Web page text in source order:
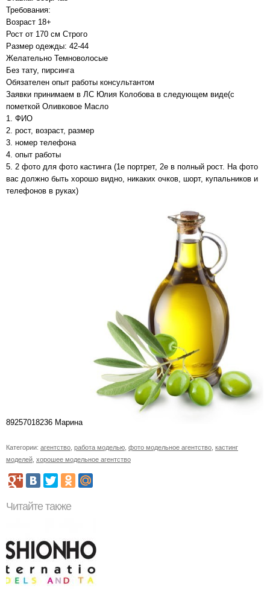
Требования:
Возраст 18+
Рост от 170 см Строго
Размер одежды: 42-44
Желательно Темноволосые
Без тату, пирсинга
Обязателен опыт работы консультантом
Заявки принимаем в ЛС Юлия Колобова в следующем виде(с
пометкой Оливковое Масло
1. ФИО
2. рост, возраст, размер
3. номер телефона
4. опыт работы
5. 2 фото для фото кастинга (1е портрет, 2е в полный рост. На фото
вас должно быть хорошо видно, никаких очков, шорт, купальников и
телефонов в руках)
89257018236 Марина
Категории: агентство работа моделью фото модельное агентство кастинг
моделей хорошее модельное агентство
Читайте также